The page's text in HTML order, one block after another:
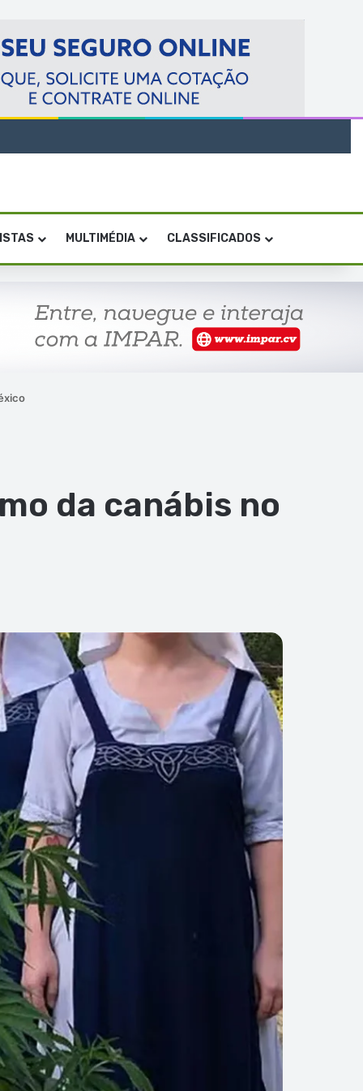
MULTIMÉDIA CLASSIFICADOS
da canábis no